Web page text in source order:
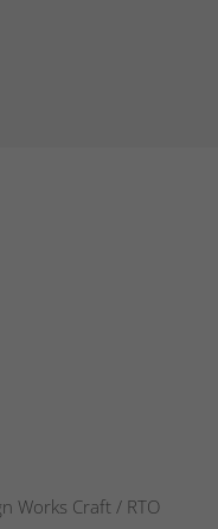
Works Craft / RTO